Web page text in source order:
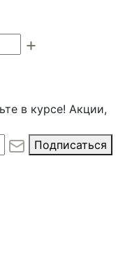
в курсе! Акции,
Подписаться